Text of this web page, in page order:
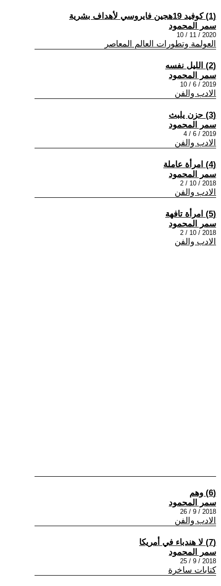
(1) كوفيد 19هجين فايروسي لأهداف بشرية
سمر المحمود
2020 / 11 / 10
العولمة وتطورات العالم المعاصر
(2) الليل نفسه
سمر المحمود
2019 / 6 / 10
الادب والفن
(3) حزن يلبث
سمر المحمود
2019 / 6 / 4
الادب والفن
(4) امرأة عاملة
سمر المحمود
2018 / 10 / 2
الادب والفن
(5) امرأة تافهة
سمر المحمود
2018 / 10 / 2
الادب والفن
(6) وهم
سمر المحمود
2018 / 9 / 26
الادب والفن
(7) لا هندباء في أمريكا
سمر المحمود
2018 / 9 / 25
كتابات ساخرة